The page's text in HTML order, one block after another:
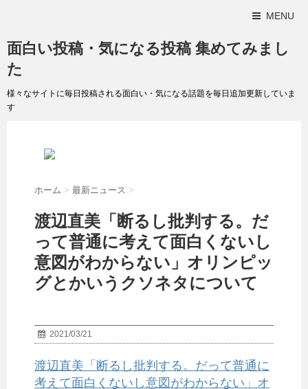
MENU
面白い投稿・気になる投稿 集めてみまし
た
様々なサイトに毎日投稿される面白い・気になる話題を毎日追加更新していま
す
ホーム > 最新ニュース >
渡辺直美「断るし批判する。だ
って普通に考えて面白くないし
意図がわからない」オリンピッ
グとかいうクソネタについて
2021/03/21
渡辺直美「断るし批判する。だって普通に
考えて面白くないし意図がわからない」オ